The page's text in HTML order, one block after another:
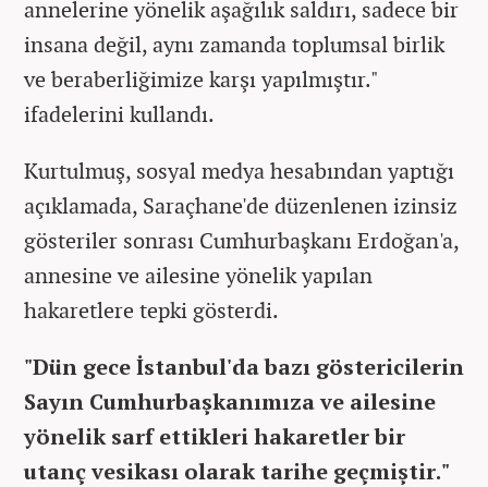
annelerine yönelik aşağılık saldırı, sadece bir
insana değil, aynı zamanda toplumsal birlik
ve beraberliğimize karşı yapılmıştır."
ifadelerini kullandı.
Kurtulmuş, sosyal medya hesabından yaptığı
açıklamada, Saraçhane'de düzenlenen izinsiz
gösteriler sonrası Cumhurbaşkanı Erdoğan'a,
annesine ve ailesine yönelik yapılan
hakaretlere tepki gösterdi.
"Dün gece İstanbul'da bazı göstericilerin
Sayın Cumhurbaşkanımıza ve ailesine
yönelik sarf ettikleri hakaretler bir
utanç vesikası olarak tarihe geçmiştir."